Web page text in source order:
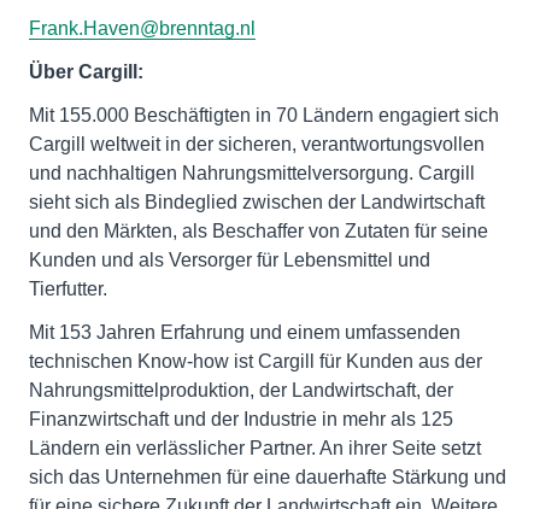
Frank.Haven@brenntag.nl
Über Cargill:
Mit 155.000 Beschäftigten in 70 Ländern engagiert sich
Cargill weltweit in der sicheren, verantwortungsvollen
und nachhaltigen Nahrungsmittelversorgung. Cargill
sieht sich als Bindeglied zwischen der Landwirtschaft
und den Märkten, als Beschaffer von Zutaten für seine
Kunden und als Versorger für Lebensmittel und
Tierfutter.
Mit 153 Jahren Erfahrung und einem umfassenden
technischen Know-how ist Cargill für Kunden aus der
Nahrungsmittelproduktion, der Landwirtschaft, der
Finanzwirtschaft und der Industrie in mehr als 125
Ländern ein verlässlicher Partner. An ihrer Seite setzt
sich das Unternehmen für eine dauerhafte Stärkung und